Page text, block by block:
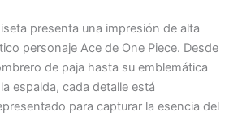
presenta una impresión de alta
personaje Ace de One Piece. Desde
de paja hasta su emblemática
espalda, cada detalle está
para capturar la esencia del